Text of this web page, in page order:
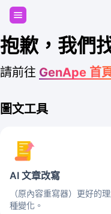
註冊並獲
抱歉，我們
請前往 GenApe 首
圖文工具
AI 文章改寫
（原內容重寫器）更好的
種變化。